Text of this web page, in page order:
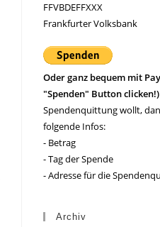
FFVBDEFFXXX
Frankfurter Volksbank
Oder ganz bequem mit
"Spenden" Button clicken!)
Spendenquittung wollt,
folgende Infos:
- Betrag
- Tag der Spende
- Adresse für die
Archiv